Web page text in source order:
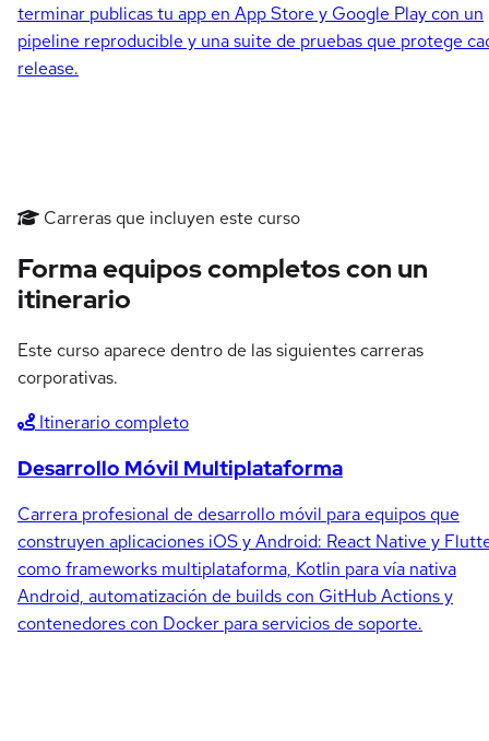
terminar publicas tu app en App Store y Google Play con un
pipeline reproducible y una suite de pruebas que protege
release.
Carreras que incluyen este curso
Forma equipos completos con un
itinerario
Este curso aparece dentro de las siguientes carreras
corporativas.
Itinerario completo
Desarrollo Móvil Multiplataforma
Carrera profesional de desarrollo móvil para equipos que
construyen aplicaciones iOS y Android: React Native y
como frameworks multiplataforma, Kotlin para vía nativa
Android, automatización de builds con GitHub Actions y
contenedores con Docker para servicios de soporte.